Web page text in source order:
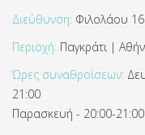
Διεύθυνση: Φιλολάου
Περιοχή: Παγκράτι |
Ώρες συναθροίσεων:
21:00
Παρασκευή - 20:00-